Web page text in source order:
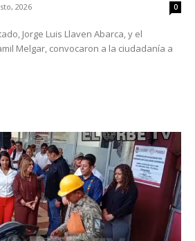
2026 0
Jorge Luis Llaven Abarca, y el
Melgar, convocaron a la ciudadanía a